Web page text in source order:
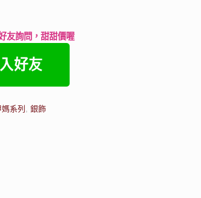
友詢問，甜甜價喔
系列 , 銀飾